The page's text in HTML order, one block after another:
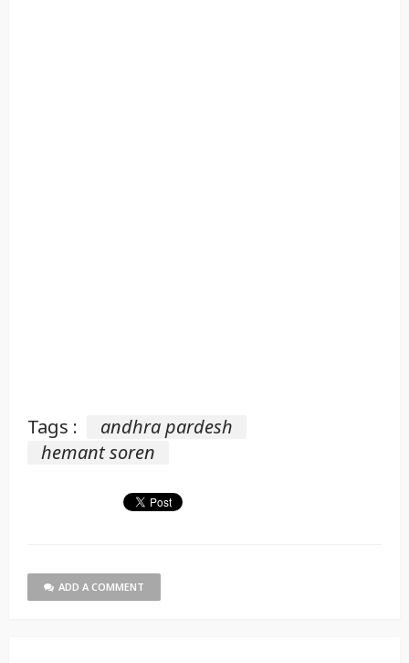
Tags :
andhra pardesh
hemant soren
ADD A COMMENT